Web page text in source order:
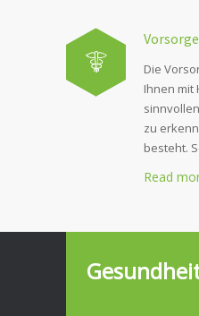
Die
Ihnen mit
zu
besteht.
Read